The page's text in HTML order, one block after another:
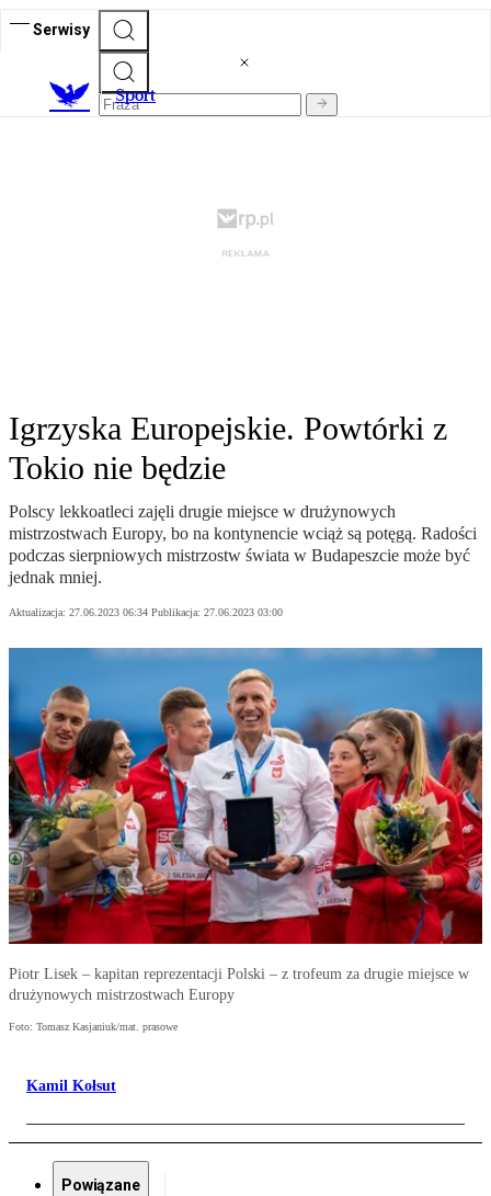
Serwisy
Sport
Igrzyska Europejskie. Powtórki z
Tokio nie będzie
Polscy lekkoatleci zajęli drugie miejsce w drużynowych
mistrzostwach Europy, bo na kontynencie wciąż są potęgą. Radości
podczas sierpniowych mistrzostw świata w Budapeszcie może być
jednak mniej.
Aktualizacja: 27.06.2023 06:34 Publikacja: 27.06.2023 03:00
Piotr Lisek – kapitan reprezentacji Polski – z trofeum za drugie miejsce w
drużynowych mistrzostwach Europy
Foto: Tomasz Kasjaniuk/mat. prasowe
Kamil Kołsut
Powiązane